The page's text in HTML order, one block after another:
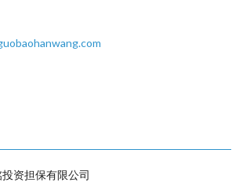
资担保有限公司